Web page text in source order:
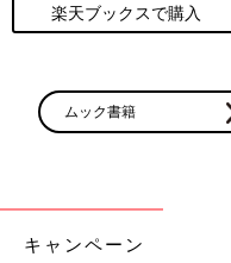
楽天ブックスで購入
ムック書籍
キャンペーン